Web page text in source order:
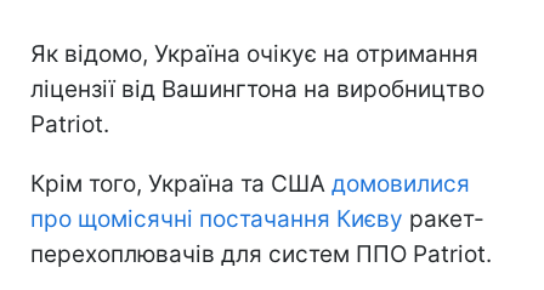
Як відомо, Україна очікує на отримання
ліцензії від Вашингтона на виробництво
Patriot.
Крім того, Україна та США домовилися
про щомісячні постачання Києву ракет-
перехоплювачів для систем ППО Patriot.